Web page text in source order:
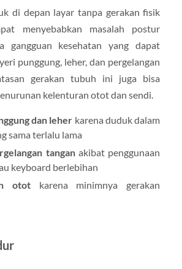
di depan layar tanpa gerakan fisik
menyebabkan masalah postur
gangguan kesehatan yang dapat
punggung, leher, dan pergelangan
gerakan tubuh ini juga bisa
kelenturan otot dan sendi.
dan leher karena duduk dalam
sama terlalu lama
tanganakibat penggunaan
keyboard berlebihan
ototkarena minimnya gerakan